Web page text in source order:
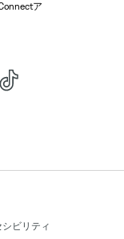
ア
シビリティ